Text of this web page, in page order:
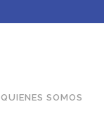
QUIENES SOMOS